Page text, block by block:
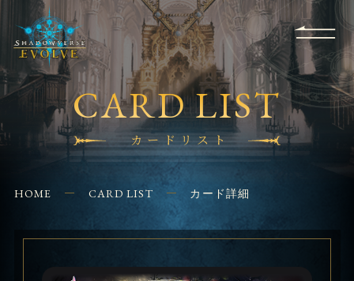
Q&A
EVENT SHOPS
FOR
BEGINNERS
APPLICATION
CONTACT
CARD LIST
カードリスト
HOME CARD LIST カード詳細